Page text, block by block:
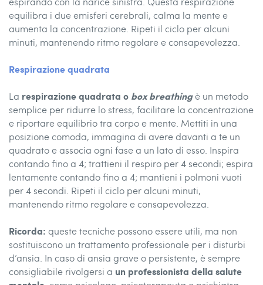
equilibra i due emisferi cerebrali, calma la mente e
aumenta la concentrazione. Ripeti il ciclo per alcuni
minuti, mantenendo ritmo regolare e consapevolezza.
Respirazione quadrata
La respirazione quadrata o box breathingè un metodo
semplice per ridurre lo stress, facilitare la concentrazione
e riportare equilibrio tra corpo e mente. Mettiti in una
posizione comoda, immagina di avere davanti a te un
quadrato e associa ogni fase a un lato di esso. Inspira
contando fino a 4; trattieni il respiro per 4 secondi; espira
lentamente contando fino a 4; mantieni i polmoni vuoti
per 4 secondi. Ripeti il ciclo per alcuni minuti,
mantenendo ritmo regolare e consapevolezza.
Ricorda: queste tecniche possono essere utili, ma non
sostituiscono un trattamento professionale per i disturbi
d’ansia. In caso di ansia grave o persistente, è sempre
consigliabile rivolgersi a un professionista della salute